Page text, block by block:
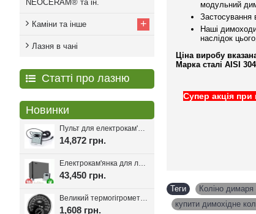
NEOCERAM® та ін.
Каміни та інше +
Лазня в чані
Статті про лазню
Новинки
Пульт для електрокам'янки EcoFlame Con-6, 18-25 кВт.
14,872 грн.
Електрокам'янка для лазні Eco Flame SAM D-27 27 кВт + пульт CON6
43,450 грн.
Великий термогігрометр для лазні Tesli D205 Black
1,608 грн.
модульний
Застосування
Наші
наслідок
Ціна виробу
Марка сталі AISI
Супер акція при
Теги Коліно димаря
купити димохідне